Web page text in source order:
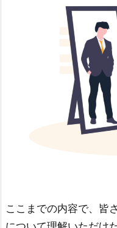
ここまでの内容で、皆